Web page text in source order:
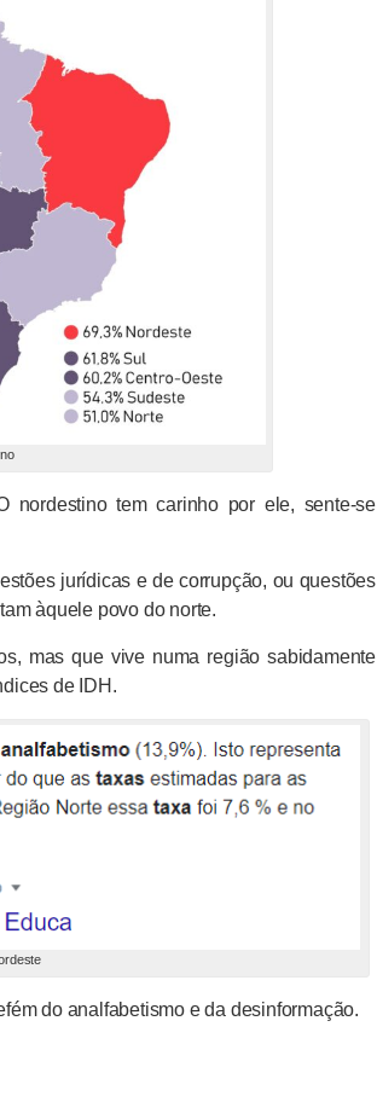
tem carinho por ele, sente-se
jurídicas e de corrupção, ou questões
àquele povo do norte.
mas que vive numa região sabidamente
de IDH.
do analfabetismo e da desinformação.